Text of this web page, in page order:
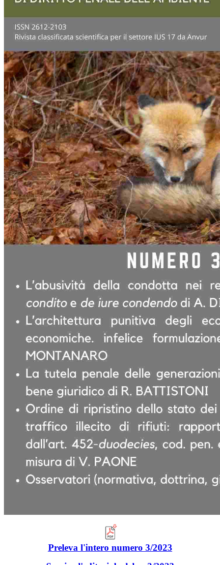
Preleva l'intero numero 3/2023